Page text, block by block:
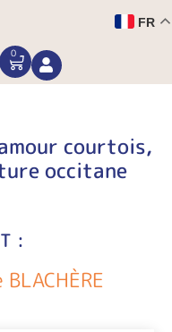
FR
0
CART
courtois,
occitane
: